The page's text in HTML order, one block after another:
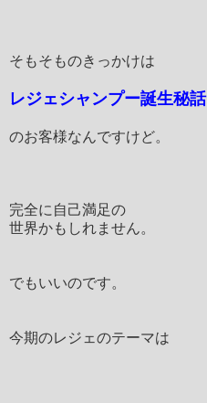
そもそものきっかけは
レジェシャンプー誕生秘話
のお客様なんですけど。
完全に自己満足の
世界かもしれません。
でもいいのです。
今期のレジェのテーマは